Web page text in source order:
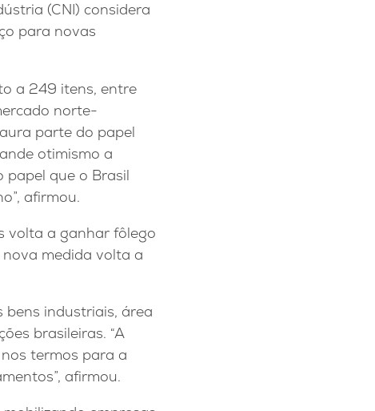
(CNI) considera
para novas
a 249 itens, entre
norte-
parte do papel
otimismo a
papel que o Brasil
afirmou.
volta a ganhar fôlego
nova medida volta a
industriais, área
brasileiras. “A
termos para a
afirmou.